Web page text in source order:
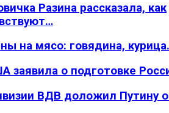
Разина рассказала, как
на мясо: говядина,
заявила о подготовке
ВДВ доложил Путину